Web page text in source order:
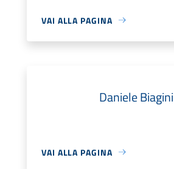
VAI ALLA PAGINA
Daniele Biagini
VAI ALLA PAGINA